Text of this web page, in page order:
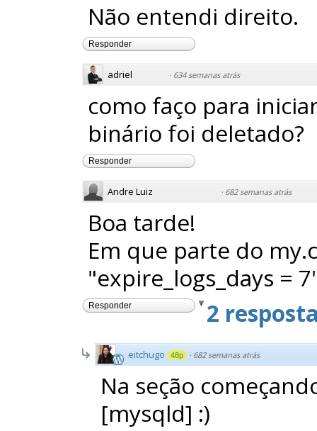
Não entendi direito.
Responder
adriel · 634 semanas atrás
como faço para
binário foi deletado?
Responder
Andre Luiz · 682 semanas atrás
Boa tarde!
Em que parte do
"expire_logs_days =
Responder 2
eitchugo 48p · 682 semanas atrás
Na seção
[mysqld] :)